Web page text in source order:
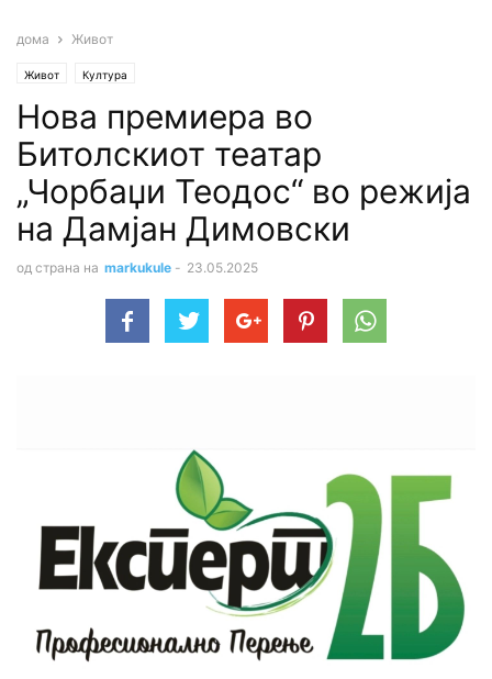
дома Живот
Живот Култура
Нова премиера во
Битолскиот театар
„Чорбаџи Теодос“ во режија
на Дамјан Димовски
од страна на markukule - 23.05.2025